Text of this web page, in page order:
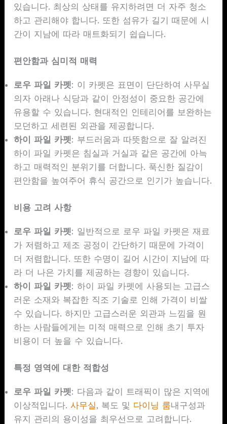
있습니다. 최상의 상태를 유지하려면 더 자주 청소
하고 관리해야 합니다. 또한 섬유가 길기 때문에 시
간이 지남에 따라 매트화되기 쉽습니다.
편안함과 심미적 매력
로우 파일 카펫: 이 카펫은 표면이 단단하여 사무실
의자 아래나 식당과 같이 안정성이 중요한 공간에
유용할 수 있습니다. 현대적인 인테리어를 보완하는
모던하고 세련된 외관을 제공합니다.
하이 파일 카펫: 부드러움과 따뜻함으로 잘 알려진
하이 파일 카펫은 침실과 거실과 같은 공간에 아늑
하고 매력적인 분위기를 더합니다. 푹신한 질감이
편안함을 높여주어 휴식 공간으로 인기가 높습니다.
비용 고려 사항
로우 파일 카펫: 일반적으로 로우 파일 카펫은 재료
가 저렴하고 제조 공정이 간단하기 때문에 가격이
더 저렴합니다. 또한 수명이 길어 시간이 지남에 따
라 더 나은 가치를 제공하는 경향이 있습니다.
하이 파일 카펫: 하이 파일 카펫에 사용되는 고급스
러운 소재와 복잡한 직조 기술로 인해 가격이 비쌀
수 있습니다. 하지만 고급스러운 외관과 느낌을 원
하는 사람들에게는 미적 매력으로 인해 초기 투자
비용이 더 높을 수 있습니다.
특정 영역에 대한 적합성
로우 파일 카펫: 다음과 같이 트래픽이 많은 지역에
이상적입니다. 사무실, 복도 및 다이닝 룸내구성과
유지 관리의 용이성을 최우선으로 고려합니다.